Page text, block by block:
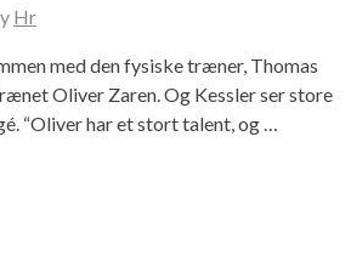
Hr
med den fysiske træner, Thomas
Oliver Zaren. Og Kessler ser store
“Oliver har et stort talent, og …